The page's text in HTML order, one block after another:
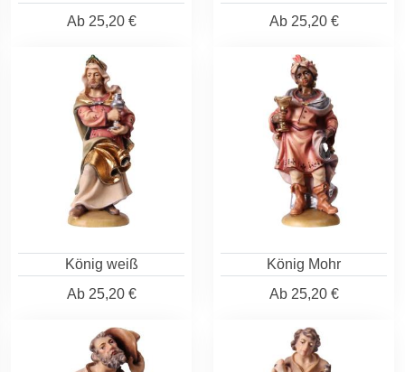
Ab25,20 €
Ab25,20 €
König weiß
Ab25,20 €
König Mohr
Ab25,20 €